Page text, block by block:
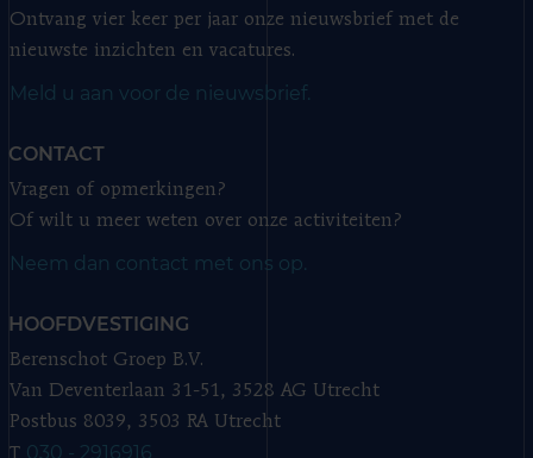
Ontvang vier keer per jaar onze nieuwsbrief met de
nieuwste inzichten en vacatures.
Meld u aan voor de nieuwsbrief.
CONTACT
Vragen of opmerkingen?
Of wilt u meer weten over onze activiteiten?
Neem dan contact met ons op.
HOOFDVESTIGING
Berenschot Groep B.V.
Van Deventerlaan 31-51, 3528 AG Utrecht
Postbus 8039, 3503 RA Utrecht
T 030 - 2916916